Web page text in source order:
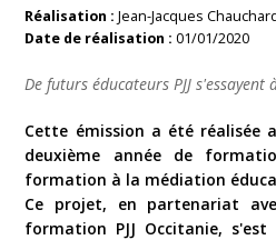
Réalisation :Jean-Jacques
Date de réalisation :01/01/2020
De futurs éducateurs PJJ
Cette émission a été réalisée
deuxième année de
formation à la médiation
Ce projet, en partenariat
formation PJJ Occitanie,